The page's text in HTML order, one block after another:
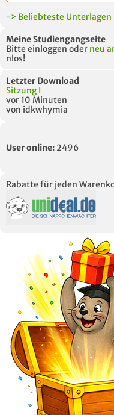
-> Beliebteste Unterlagen
Meine Studiengangseite
Bitte einloggen oder neu
nlos!
Letzter Download
Sitzung I
vor 10 Minuten
von idkwhymia
User online: 2496
Rabatte für jeden